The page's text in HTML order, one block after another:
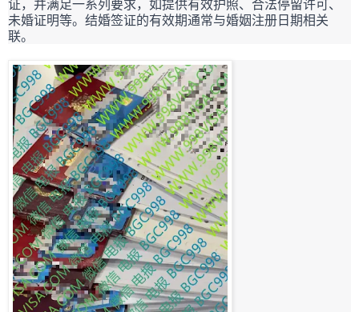
证，并满足一系列要求，如提供有效护照、合法停留许可、
未婚证明等。结婚签证的有效期通常与婚姻注册日期相关
联。